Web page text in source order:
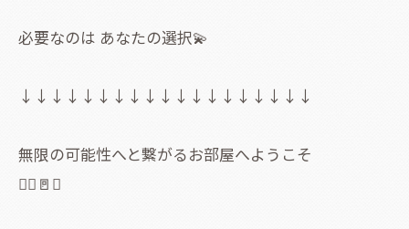
必要なのは あなたの選択💫
↓↓↓↓↓↓↓↓↓↓↓↓↓↓↓↓↓↓↓
無限の可能性へと繋がるお部屋へようこそ
🧚‍♀️🚪✨